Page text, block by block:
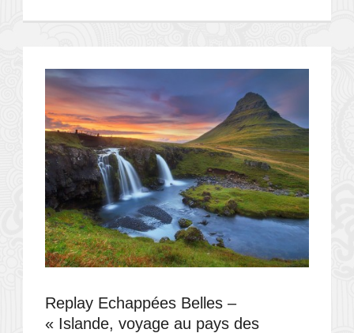
Replay Echappées Belles –
« Islande, voyage au pays des